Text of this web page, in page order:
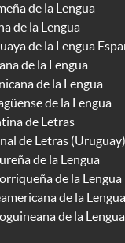
de la Lengua
de la Lengua
de la Lengua
de la Lengua
de la Lengua
de la Lengua
de Letras
de Letras (Uruguay)
de la Lengua
de la Lengua
de la
de la